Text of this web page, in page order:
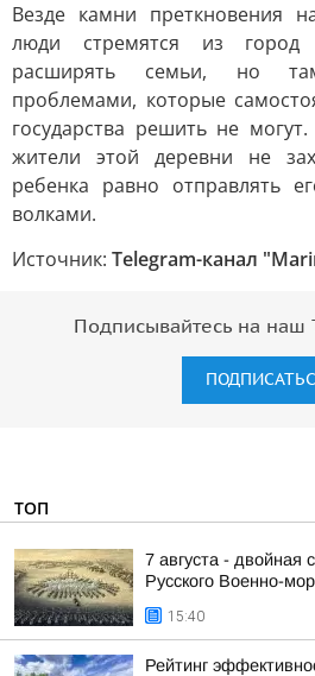
Везде камни преткновения
люди стремятся из
расширять семьи, но
проблемами, которые
государства решить не
жители этой деревни не
ребенка равно отправлять
волками.
Источник: Telegram-канал
Подписывайтесь на наш
ТОП
7 августа - двойная
Русского Военно-
15:40
Рейтинг